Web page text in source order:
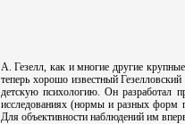
А. Гезелл, как и многие другие
теперь хорошо известный
детскую психологию. Он разработал
исследованиях (нормы и разных форм
Для объективности наблюдений им